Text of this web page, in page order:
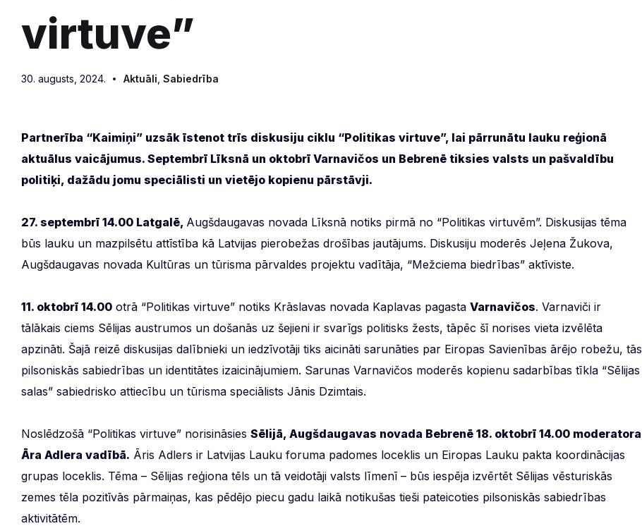
virtuve”
30. augusts, 2024. Aktuāli Sabiedrība
Partnerība “Kaimiņi” uzsāk īstenot trīs diskusiju ciklu “Politikas virtuve”, lai pārrunātu lauku reģionā
aktuālus vaicājumus. Septembrī Līksnā un oktobrī Varnavičos un Bebrenē tiksies valsts un pašvaldību
politiķi, dažādu jomu speciālisti un vietējo kopienu pārstāvji.
27. septembrī 14.00 Latgalē, Augšdaugavas novada Līksnā notiks pirmā no “Politikas virtuvēm”. Diskusijas tēma
būs lauku un mazpilsētu attīstība kā Latvijas pierobežas drošības jautājums. Diskusiju moderēs Jeļena Žukova,
Augšdaugavas novada Kultūras un tūrisma pārvaldes projektu vadītāja, “Mežciema biedrības” aktīviste.
11. oktobrī 14.00 otrā “Politikas virtuve” notiks Krāslavas novada Kaplavas pagasta Varnavičos. Varnaviči ir
tālākais ciems Sēlijas austrumos un došanās uz šejieni ir svarīgs politisks žests, tāpēc šī norises vieta izvēlēta
apzināti. Šajā reizē diskusijas dalībnieki un iedzīvotāji tiks aicināti sarunāties par Eiropas Savienības ārējo robežu, tās
pilsoniskās sabiedrības un identitātes izaicinājumiem. Sarunas Varnavičos moderēs kopienu sadarbības tīkla “Sēlijas
salas” sabiedrisko attiecību un tūrisma speciālists Jānis Dzimtais.
Noslēdzošā “Politikas virtuve” norisināsies Sēlijā, Augšdaugavas novada Bebrenē 18. oktobrī 14.00 moderatora
Āra Adlera vadībā. Āris Adlers ir Latvijas Lauku foruma padomes loceklis un Eiropas Lauku pakta koordinācijas
grupas loceklis. Tēma – Sēlijas reģiona tēls un tā veidotāji valsts līmenī – būs iespēja izvērtēt Sēlijas vēsturiskās
zemes tēla pozitīvās pārmaiņas, kas pēdējo piecu gadu laikā notikušas tieši pateicoties pilsoniskās sabiedrības
aktivitātēm.